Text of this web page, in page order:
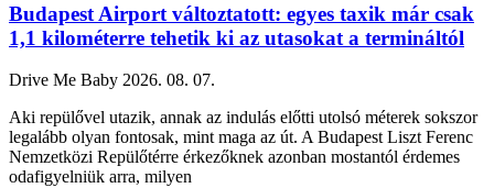
Budapest Airport változtatott: egyes taxik már csak
1,1 kilométerre tehetik ki az utasokat a termináltól
Drive Me Baby 2026. 08. 07.
Aki repülővel utazik, annak az indulás előtti utolsó méterek sokszor
legalább olyan fontosak, mint maga az út. A Budapest Liszt Ferenc
Nemzetközi Repülőtérre érkezőknek azonban mostantól érdemes
odafigyelniük arra, milyen